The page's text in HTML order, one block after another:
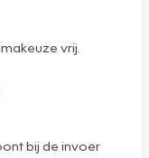
vrij.
bij de invoer